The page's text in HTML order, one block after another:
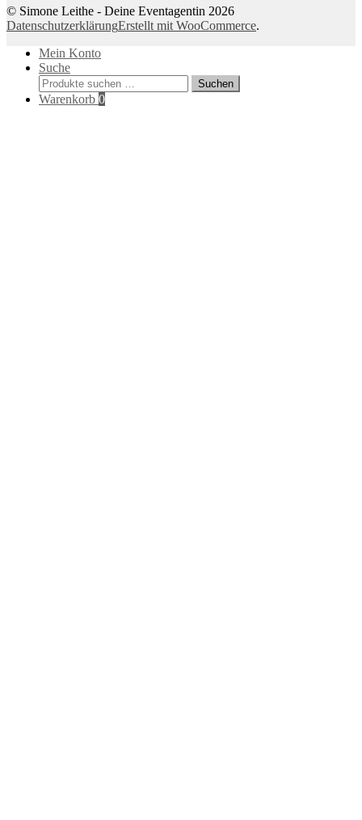
© Simone Leithe - Deine Eventagentin 2026
DatenschutzerklärungErstellt mit WooCommerce.
Mein Konto
Suche
Suchen
nach:
Suchen
Warenkorb 0